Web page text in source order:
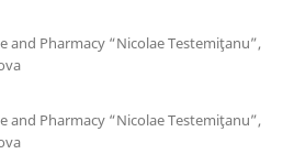
and Pharmacy “Nicolae Testemiţanu”,
and Pharmacy “Nicolae Testemiţanu”,